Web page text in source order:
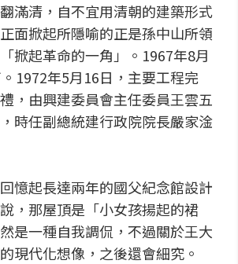
滿清，自不宜用清朝的建築形式
面掀起所隱喻的正是孫中山所領
掀起革命的一角」。1967年8月
1972年5月16日，主要工程完
，由興建委員會主任委員王雲五
時任副總統建行政院院長嚴家淦
憶起長達兩年的國父紀念館設計
，那屋頂是「小女孩揚起的裙
是一種自我調侃，不過關於王大
現代化想像，之後還會細究。